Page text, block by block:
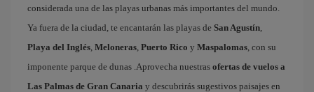
considerada una de las playas urbanas más importantes del mundo.
Ya fuera de la ciudad, te encantarán las playas de San Agustín,
Playa del Inglés, Meloneras, Puerto Rico y Maspalomas, con su
imponente parque de dunas .Aprovecha nuestras ofertas de vuelos a
Las Palmas de Gran Canaria y descubrirás sugestivos paisajes en